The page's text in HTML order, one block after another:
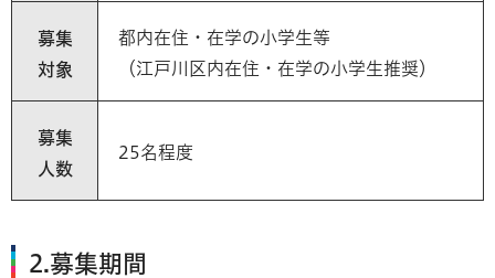
募集
対象
都内在住・在学の小学生等
（江戸川区内在住・在学の小学生推奨）
募集
人数
25名程度
2.募集期間